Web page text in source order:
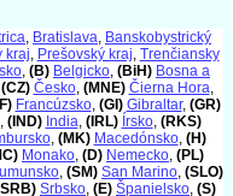
, Bratislava, Banskobystrický
kraj, Prešovský kraj, Trenčiansky
, (B) Belgicko, (BiH) Bosna a
(CZ) Česko, (MNE) Čierna Hora,
Francúzsko, (GI) Gibraltar, (GR)
, (IND) India, (IRL) Írsko, (RKS)
, (MK) Macedónsko, (H)
Monako, (D) Nemecko, (PL)
, (SM) San Marino, (SLO)
Srbsko, (E) Španielsko, (S)